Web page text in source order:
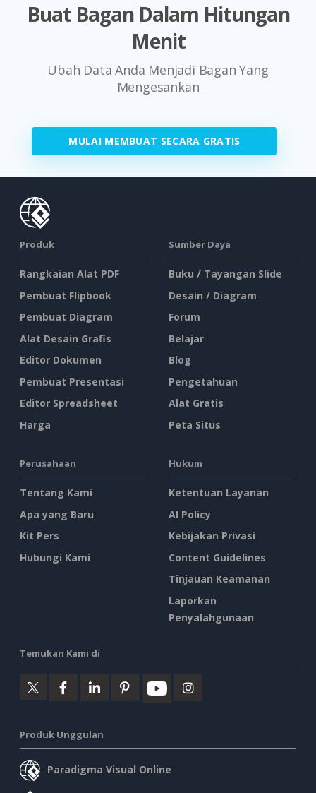
Buat Bagan Dalam Hitungan
Menit
Ubah Data Anda Menjadi Bagan Yang
Mengesankan
MULAI MEMBUAT SECARA GRATIS
Produk
Rangkaian Alat PDF
Pembuat Flipbook
Pembuat Diagram
Alat Desain Grafis
Editor Dokumen
Pembuat Presentasi
Editor Spreadsheet
Harga
Sumber Daya
Buku / Tayangan Slide
Desain / Diagram
Forum
Belajar
Blog
Pengetahuan
Alat Gratis
Peta Situs
Perusahaan
Tentang Kami
Apa yang Baru
Kit Pers
Hubungi Kami
Hukum
Ketentuan Layanan
AI Policy
Kebijakan Privasi
Content Guidelines
Tinjauan Keamanan
Laporkan
Penyalahgunaan
Temukan Kami di
Produk Unggulan
Paradigma Visual Online